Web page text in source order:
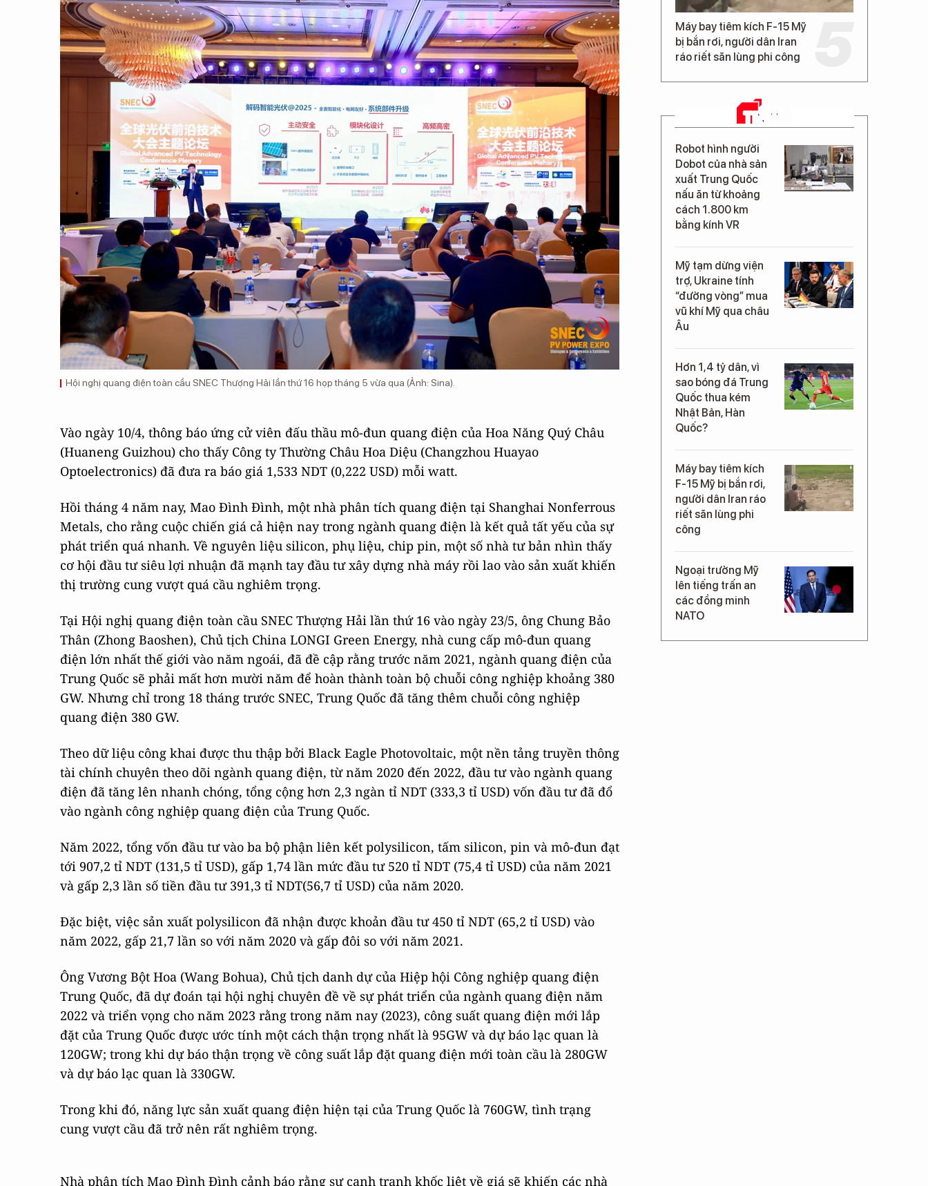
Hội nghị quang điện toàn cầu SNEC Thượng Hải lần thứ 16 họp tháng 5 vừa qua (Ảnh: Sina).
Vào ngày 10/4, thông báo ứng cử viên đấu thầu mô-đun quang điện của Hoa Năng Quý Châu
(Huaneng Guizhou) cho thấy Công ty Thường Châu Hoa Diệu (Changzhou Huayao
Optoelectronics) đã đưa ra báo giá 1,533 NDT (0,222 USD) mỗi watt.
Hồi tháng 4 năm nay, Mao Đình Đình, một nhà phân tích quang điện tại Shanghai Nonferrous
Metals, cho rằng cuộc chiến giá cả hiện nay trong ngành quang điện là kết quả tất yếu của sự
phát triển quá nhanh. Về nguyên liệu silicon, phụ liệu, chip pin, một số nhà tư bản nhìn thấy
cơ hội đầu tư siêu lợi nhuận đã mạnh tay đầu tư xây dựng nhà máy rồi lao vào sản xuất khiến
thị trường cung vượt quá cầu nghiêm trọng.
Tại Hội nghị quang điện toàn cầu SNEC Thượng Hải lần thứ 16 vào ngày 23/5, ông Chung Bảo
Thân (Zhong Baoshen), Chủ tịch China LONGI Green Energy, nhà cung cấp mô-đun quang
điện lớn nhất thế giới vào năm ngoái, đã đề cập rằng trước năm 2021, ngành quang điện của
Trung Quốc sẽ phải mất hơn mười năm để hoàn thành toàn bộ chuỗi công nghiệp khoảng 380
GW. Nhưng chỉ trong 18 tháng trước SNEC, Trung Quốc đã tăng thêm chuỗi công nghiệp
quang điện 380 GW.
Theo dữ liệu công khai được thu thập bởi Black Eagle Photovoltaic, một nền tảng truyền thông
tài chính chuyên theo dõi ngành quang điện, từ năm 2020 đến 2022, đầu tư vào ngành quang
điện đã tăng lên nhanh chóng, tổng cộng hơn 2,3 ngàn tỉ NDT (333,3 tỉ USD) vốn đầu tư đã đổ
vào ngành công nghiệp quang điện của Trung Quốc.
Năm 2022, tổng vốn đầu tư vào ba bộ phận liên kết polysilicon, tấm silicon, pin và mô-đun đạt
tới 907,2 tỉ NDT (131,5 tỉ USD), gấp 1,74 lần mức đầu tư 520 tỉ NDT (75,4 tỉ USD) của năm 2021
và gấp 2,3 lần số tiền đầu tư 391,3 tỉ NDT(56,7 tỉ USD) của năm 2020.
Đặc biệt, việc sản xuất polysilicon đã nhận được khoản đầu tư 450 tỉ NDT (65,2 tỉ USD) vào
năm 2022, gấp 21,7 lần so với năm 2020 và gấp đôi so với năm 2021.
Ông Vương Bột Hoa (Wang Bohua), Chủ tịch danh dự của Hiệp hội Công nghiệp quang điện
Trung Quốc, đã dự đoán tại hội nghị chuyên đề về sự phát triển của ngành quang điện năm
2022 và triển vọng cho năm 2023 rằng trong năm nay (2023), công suất quang điện mới lắp
đặt của Trung Quốc được ước tính một cách thận trọng nhất là 95GW và dự báo lạc quan là
120GW; trong khi dự báo thận trọng về công suất lắp đặt quang điện mới toàn cầu là 280GW
và dự báo lạc quan là 330GW.
Trong khi đó, năng lực sản xuất quang điện hiện tại của Trung Quốc là 760GW, tình trạng
cung vượt cầu đã trở nên rất nghiêm trọng.
Nhà phân tích Mao Đình Đình cảnh báo rằng sự cạnh tranh khốc liệt về giá sẽ khiến các nhà
Máy bay tiêm kích F-15 Mỹ
bị bắn rơi, người dân Iran
ráo riết săn lùng phi công
TIN MỚI
Robot hình người
Dobot của nhà sản
xuất Trung Quốc
nấu ăn từ khoảng
cách 1.800 km
bằng kính VR
Mỹ tạm dừng viện
trợ, Ukraine tính
“đường vòng” mua
vũ khí Mỹ qua châu
Âu
Hơn 1,4 tỷ dân, vì
sao bóng đá Trung
Quốc thua kém
Nhật Bản, Hàn
Quốc?
Máy bay tiêm kích
F-15 Mỹ bị bắn rơi,
người dân Iran ráo
riết săn lùng phi
công
Ngoại trưởng Mỹ
lên tiếng trấn an
các đồng minh
NATO